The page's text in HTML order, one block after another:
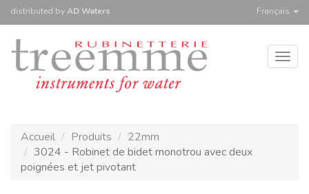
distributed byAD Waters Français
Accueil Produits
22mm
3024 - Robinet de bidet monotrou avec deux
poignées et jet pivotant